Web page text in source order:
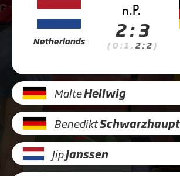
Netherlands
n.P.
2 : 3
( 0 : 1 , 2 : 2)
MalteHellwig
BenediktSchwarzhaupt
JipJanssen